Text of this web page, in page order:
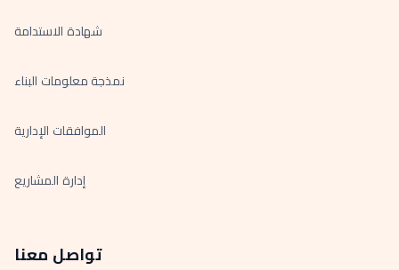
شهادة الاستدامة
نمذجة معلومات البناء
الموافقات الإدارية
إدارة المشاريع
تواصل معنا